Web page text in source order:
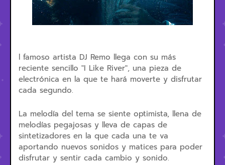
l famoso artista DJ Remo llega con su más
reciente sencillo "I Like River", una pieza de
electrónica en la que te hará moverte y disfrutar
cada segundo.
La melodía del tema se siente optimista, llena de
melodías pegajosas y lleva de capas de
sintetizadores en la que cada una te va
aportando nuevos sonidos y matices para poder
disfrutar y sentir cada cambio y sonido.